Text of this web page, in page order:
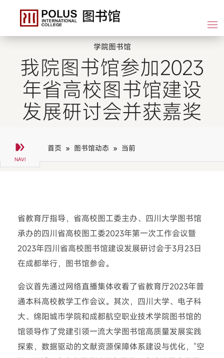
学院图书馆
我院图书馆参加2023
年省高校图书馆建设
发展研讨会并获嘉奖
首页 » 图书馆动态 » 当前
省教育厅指导，省高校图工委主办、四川大学图书馆
承办的四川省高校图工委2023年第一次工作会议暨
2023年四川省高校图书馆建设发展研讨会于3月23日
在成都举行，图书馆参会。
会议首先通过网络直播集体收看了省教育厅2023年普
通本科高校教学工作会议。其次，四川大学、电子科
大、绵阳城市学院和成都航空职业技术学院图书馆的
馆领导作了党建引领一流大学图书馆高质量发展实践
探索，数据驱动的文献资源保障体系建设与优化，“空